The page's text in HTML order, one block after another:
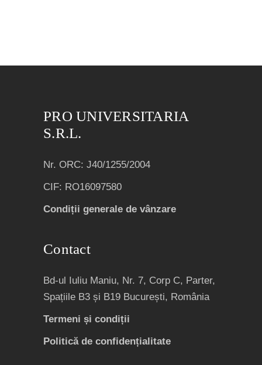
PRO UNIVERSITARIA
S.R.L.
Nr. ORC: J40/1255/2004
CIF: RO16097580
Condiții generale de vânzare
Contact
Bd-ul Iuliu Maniu, Nr. 7, Corp C, Parter,
Spațiile B3 și B19 București, România
Termeni și condiții
Politică de confidențialitate